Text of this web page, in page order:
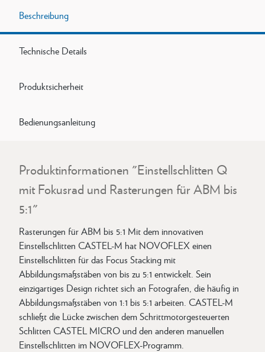
Beschreibung
Technische Details
Produktsicherheit
Bedienungsanleitung
Produktinformationen "Einstellschlitten Q
mit Fokusrad und Rasterungen für ABM bis
5:1"
Rasterungen für ABM bis 5:1 Mit dem innovativen
Einstellschlitten CASTEL-M hat NOVOFLEX einen
Einstellschlitten für das Focus Stacking mit
Abbildungsmaßstäben von bis zu 5:1 entwickelt. Sein
einzigartiges Design richtet sich an Fotografen, die häufig in
Abbildungsmaßstäben von 1:1 bis 5:1 arbeiten. CASTEL-M
schließt die Lücke zwischen dem Schrittmotorgesteuerten
Schlitten CASTEL MICRO und den anderen manuellen
Einstellschlitten im NOVOFLEX-Programm.